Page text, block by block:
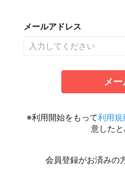
メールアドレス
メ
※利用開始をもって利用規
意したと
会員登録がお済みの